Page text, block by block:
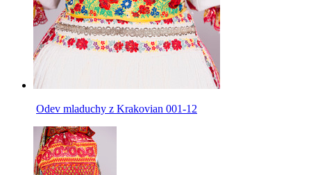
Odev mladuchy z Krakovian 001-12